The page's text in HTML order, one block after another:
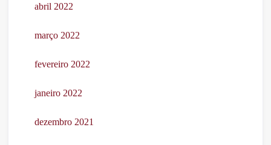
abril 2022
março 2022
fevereiro 2022
janeiro 2022
dezembro 2021